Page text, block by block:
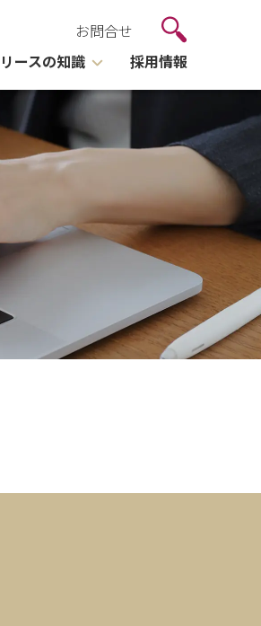
お問合せ
リースの知識 採用情報